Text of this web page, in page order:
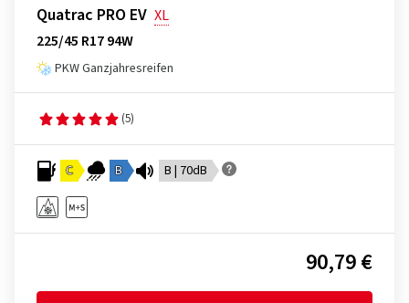
Quatrac PRO EV XL
225/45 R17 94W
PKW Ganzjahresreifen
(5)
C B B | 70dB
90,79 €